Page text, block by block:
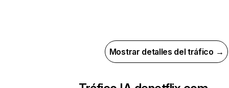
Mostrar detalles del tráfico →